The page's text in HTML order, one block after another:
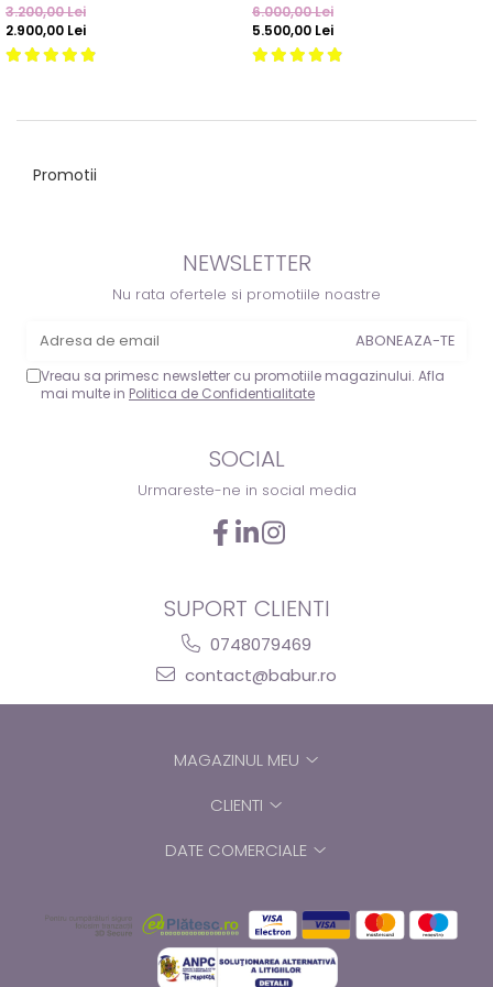
3.200,00 Lei
2.900,00 Lei
6.000,00 Lei
5.500,00 Lei
Promotii
NEWSLETTER
Nu rata ofertele si promotiile noastre
Vreau sa primesc newsletter cu promotiile magazinului. Afla
mai multe in Politica de Confidentialitate
SOCIAL
Urmareste-ne in social media
SUPORT CLIENTI
0748079469
contact@babur.ro
MAGAZINUL MEU
CLIENTI
DATE COMERCIALE